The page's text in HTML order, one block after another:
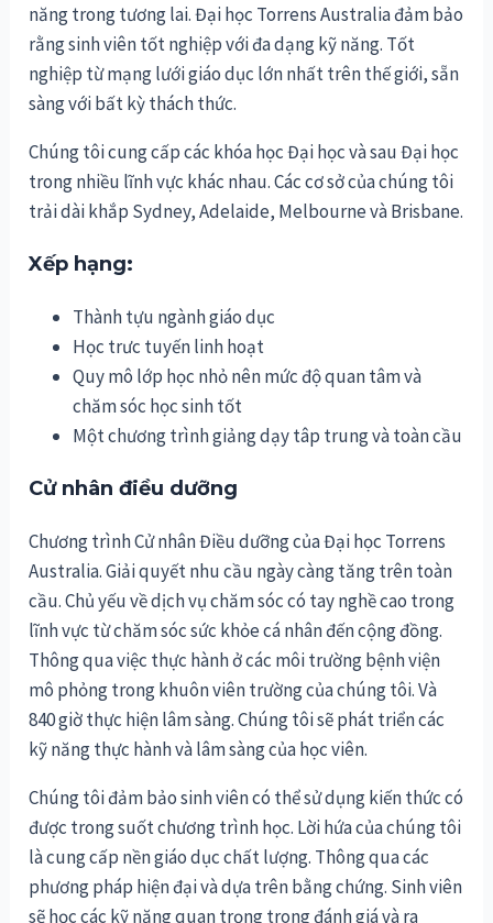
năng trong tương lai. Đại học Torrens Australia đảm bảo
rằng sinh viên tốt nghiệp với đa dạng kỹ năng. Tốt
nghiệp từ mạng lưới giáo dục lớn nhất trên thế giới, sẵn
sàng với bất kỳ thách thức.
Chúng tôi cung cấp các khóa học Đại học và sau Đại học
trong nhiều lĩnh vực khác nhau. Các cơ sở của chúng tôi
trải dài khắp Sydney, Adelaide, Melbourne và Brisbane.
Xếp hạng:
Thành tựu ngành giáo dục
Học trưc tuyến linh hoạt
Quy mô lớp học nhỏ nên mức độ quan tâm và
chăm sóc học sinh tốt
Một chương trình giảng dạy tâp trung và toàn cầu
Cử nhân điều dưỡng
Chương trình Cử nhân Điều dưỡng của Đại học Torrens
Australia. Giải quyết nhu cầu ngày càng tăng trên toàn
cầu. Chủ yếu về dịch vụ chăm sóc có tay nghề cao trong
lĩnh vực từ chăm sóc sức khỏe cá nhân đến cộng đồng.
Thông qua việc thực hành ở các môi trường bệnh viện
mô phỏng trong khuôn viên trường của chúng tôi. Và
840 giờ thực hiện lâm sàng. Chúng tôi sẽ phát triển các
kỹ năng thực hành và lâm sàng của học viên.
Chúng tôi đảm bảo sinh viên có thể sử dụng kiến thức có
được trong suốt chương trình học. Lời hứa của chúng tôi
là cung cấp nền giáo dục chất lượng. Thông qua các
phương pháp hiện đại và dựa trên bằng chứng. Sinh viên
sẽ học các kỹ năng quan trọng trong đánh giá và ra